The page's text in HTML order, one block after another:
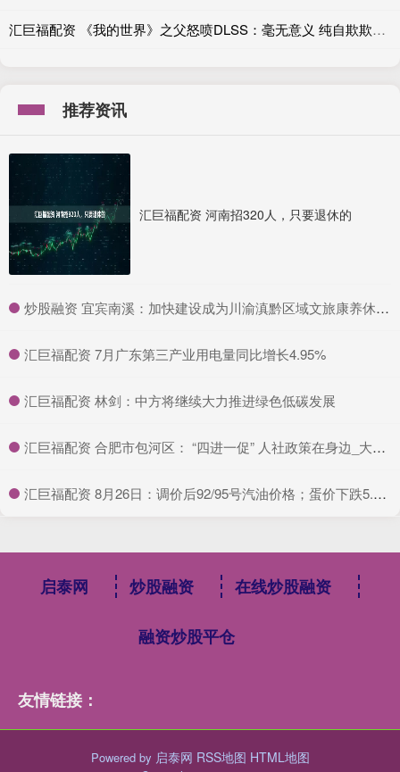
汇巨福配资 《我的世界》之父怒喷DLSS：毫无意义 纯自欺欺人！
推荐资讯
汇巨福配资 河南招320人，只要退休的
​炒股融资 宜宾南溪：加快建设成为川渝滇黔区域文旅康养休闲旅游目的地
​汇巨福配资 7月广东第三产业用电量同比增长4.95%
​汇巨福配资 林剑：中方将继续大力推进绿色低碳发展
​汇巨福配资 合肥市包河区： “四进一促” 人社政策在身边_大皖新闻 | 安徽网
​汇巨福配资 8月26日：调价后92/95号汽油价格；蛋价下跌5.5%后“升温”！
启泰网 炒股融资 在线炒股融资
融资炒股平仓
友情链接：
Powered by 启泰网 RSS地图 HTML地图